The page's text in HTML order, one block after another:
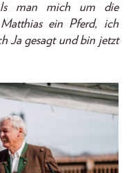
man mich um die
ein Pferd, ich
Ja gesagt und bin jetzt